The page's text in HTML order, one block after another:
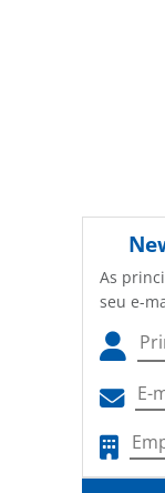
As
seu e-